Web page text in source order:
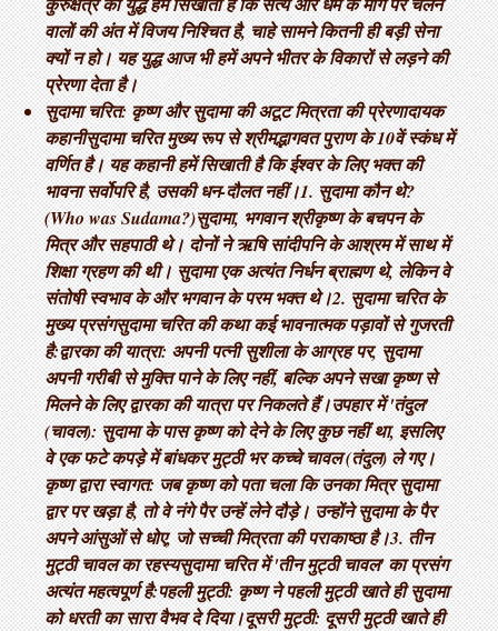
वालों की अंत में विजय निश्चित है, चाहे सामने कितनी ही बड़ी सेना
क्यों न हो। यह युद्ध आज भी हमें अपने भीतर के विकारों से लड़ने की
प्रेरणा देता है।
सुदामा चरित: कृष्ण और सुदामा की अटूट मित्रता की प्रेरणादायक
कहानी ​सुदामा चरित मुख्य रूप से श्रीमद्भागवत पुराण के 10वें स्कंध में
वर्णित है। यह कहानी हमें सिखाती है कि ईश्वर के लिए भक्त की
भावना सर्वोपरि है, उसकी धन-दौलत नहीं। ​1. सुदामा कौन थे?
(Who was Sudama?) ​सुदामा, भगवान श्रीकृष्ण के बचपन के
मित्र और सहपाठी थे। दोनों ने ऋषि सांदीपनि के आश्रम में साथ में
शिक्षा ग्रहण की थी। सुदामा एक अत्यंत निर्धन ब्राह्मण थे, लेकिन वे
संतोषी स्वभाव के और भगवान के परम भक्त थे। ​2. सुदामा चरित के
मुख्य प्रसंग ​सुदामा चरित की कथा कई भावनात्मक पड़ावों से गुजरती
है: ​द्वारका की यात्रा: अपनी पत्नी सुशीला के आग्रह पर, सुदामा
अपनी गरीबी से मुक्ति पाने के लिए नहीं, बल्कि अपने सखा कृष्ण से
मिलने के लिए द्वारका की यात्रा पर निकलते हैं। ​उपहार में 'तंदुल'
(चावल): सुदामा के पास कृष्ण को देने के लिए कुछ नहीं था, इसलिए
वे एक फटे कपड़े में बांधकर मुट्ठी भर कच्चे चावल (तंदुल) ले गए। ​
कृष्ण द्वारा स्वागत: जब कृष्ण को पता चला कि उनका मित्र सुदामा
द्वार पर खड़ा है, तो वे नंगे पैर उन्हें लेने दौड़े। उन्होंने सुदामा के पैर
अपने आंसुओं से धोए, जो सच्ची मित्रता की पराकाष्ठा है। ​3. तीन
मुट्ठी चावल का रहस्य ​सुदामा चरित में 'तीन मुट्ठी चावल' का प्रसंग
अत्यंत महत्वपूर्ण है: ​पहली मुट्ठी: कृष्ण ने पहली मुट्ठी खाते ही सुदामा
को धरती का सारा वैभव दे दिया। ​दूसरी मुट्ठी: दूसरी मुट्ठी खाते ही